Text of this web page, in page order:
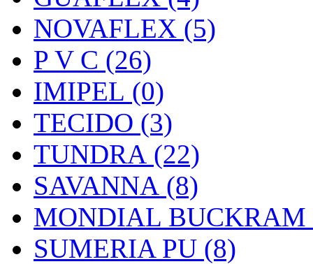
NOVAFLEX (5)
P V C (26)
IMIPEL (0)
TECIDO (3)
TUNDRA (22)
SAVANNA (8)
MONDIAL BUCKRAM
SUMERIA PU (8)